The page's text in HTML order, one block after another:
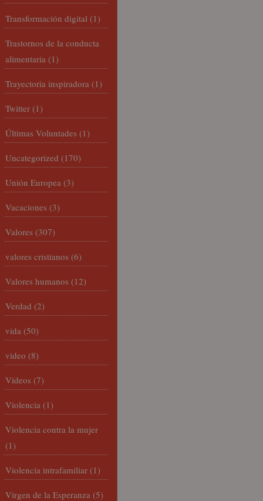
Transformación digital (1)
Trastornos de la conducta
alimentaria (1)
Trayectoria inspiradora (1)
Twitter (1)
Últimas Voluntades (1)
Uncategorized (170)
Unión Europea (3)
Vacaciones (3)
Valores (307)
valores cristianos (6)
Valores humanos (12)
Verdad (2)
vida (50)
video (8)
Vídeos (7)
Violencia (1)
Violencia contra la mujer
(1)
Violencia intrafamiliar (1)
Virgen de la Esperanza (5)